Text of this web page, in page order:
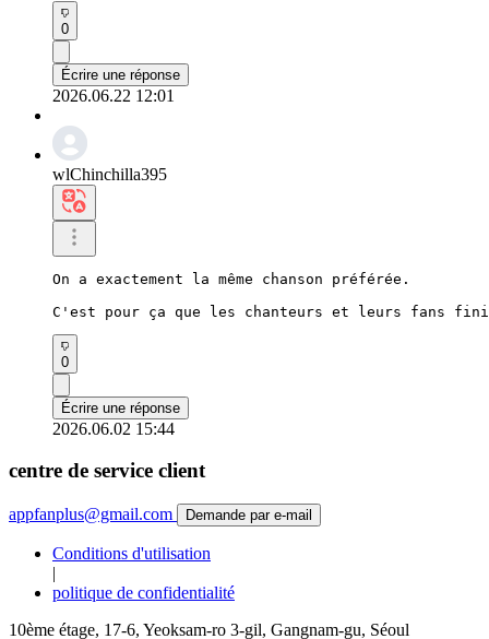
0
Écrire une réponse
2026.06.22 12:01
wlChinchilla395
On a exactement la même chanson préférée.
C'est pour ça que les chanteurs et leurs fans
0
Écrire une réponse
2026.06.02 15:44
centre de service client
appfanplus@gmail.com Demande par e-mail
Conditions d'utilisation
|
politique de confidentialité
10ème étage, 17-6, Yeoksam-ro 3-gil, Gangnam-gu, Séoul